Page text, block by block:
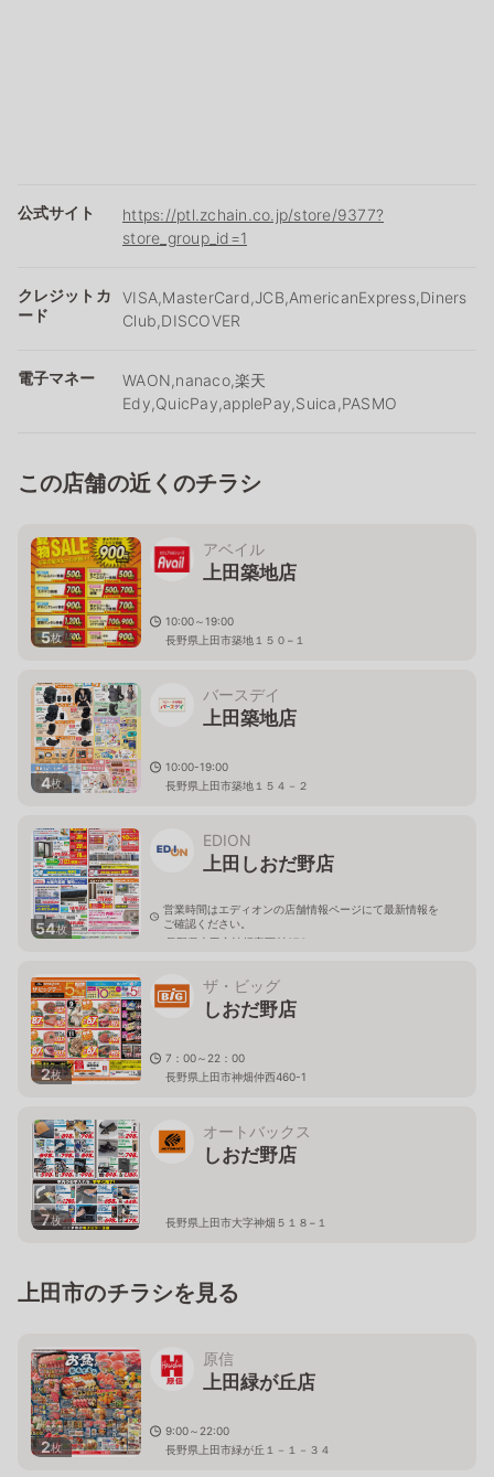
公式サイト
https://ptl.zchain.co.jp/store/9377?
store_group_id=1
クレジットカ
ード
VISA,MasterCard,JCB,AmericanExpress,Diners
Club,DISCOVER
電子マネー
WAON,nanaco,楽天
Edy,QuicPay,applePay,Suica,PASMO
この店舗の近くのチラシ
5枚
アベイル
上田築地店
10:00～19:00
長野県上田市築地１５０−１
4枚
バースデイ
上田築地店
10:00-19:00
長野県上田市築地１５４－２
54枚
EDION
上田しおだ野店
営業時間はエディオンの店舗情報ページにて最新情報を
ご確認ください。
長野県上田市神畑字西村373
2枚
ザ・ビッグ
しおだ野店
7：00～22：00
長野県上田市神畑仲西460-1
7枚
オートバックス
しおだ野店
長野県上田市大字神畑５１８−１
上田市のチラシを見る
2枚
原信
上田緑が丘店
9:00～22:00
長野県上田市緑が丘１－１－３４